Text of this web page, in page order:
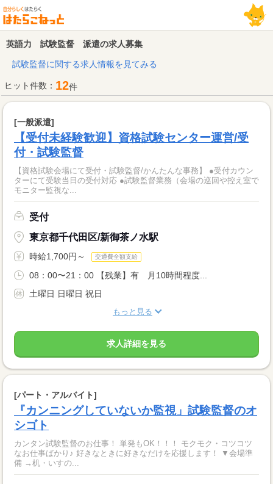
英語力 試験監督 派遣の求人募集
試験監督に関する求人情報を見てみる
ヒット件数： 12件
[一般派遣]
【受付未経験歓迎】資格試験センター運営/受
付・試験監督
【資格試験会場にて受付・試験監督/かんたんな事務】 ●受付カウン
ターにて受験当日の受付対応 ●試験監督業務（会場の巡回や控え室で
モニター監視な...
受付
東京都千代田区/新御茶ノ水駅
時給1,700円～ 交通費全額支給
08：00〜21：00 【残業】有 月10時間程度...
土曜日 日曜日 祝日
もっと見る
求人詳細を見る
[パート・アルバイト]
『カンニングしていないか監視」試験監督のオ
シゴト
カンタン試験監督のお仕事！ 単発もOK！！！ モクモク・コツコツ
なお仕事ばかり♪ 好きなときに好きなだけを応援します！ ▼会場準
備 →机・いすの...